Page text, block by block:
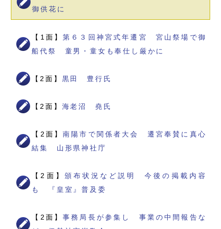
御供花に
【1面】第６３回神宮式年遷宮 宮山祭場で御
船代祭 童男・童女も奉仕し厳かに
【2面】 黒田 豊行氏
【2面】 海老沼 堯氏
【2面】南陽市で関係者大会 遷宮奉賛に真心
結集 山形県神社庁
【2面】 頒布状況など説明 今後の掲載内容
も 『皇室』普及委
【2面】事務局長が参集し 事業の中間報告な